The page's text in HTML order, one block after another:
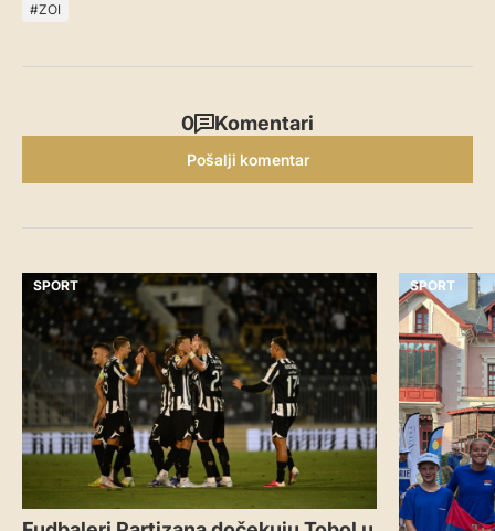
ZOI
0 Komentari
Pošalji komentar
SPORT SPORT